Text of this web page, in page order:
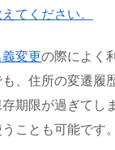
てください。
変更の際によく
も、住所の変遷履
期限が過ぎてし
ことも可能です。